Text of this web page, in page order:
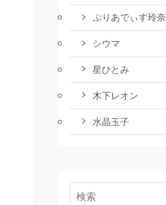
ぷりあでぃす玲奈
シウマ
星ひとみ
木下レオン
水晶玉子